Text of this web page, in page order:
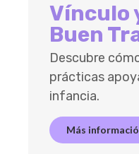
Vínculo
Buen
Descubre
prácticas
infancia.
Más